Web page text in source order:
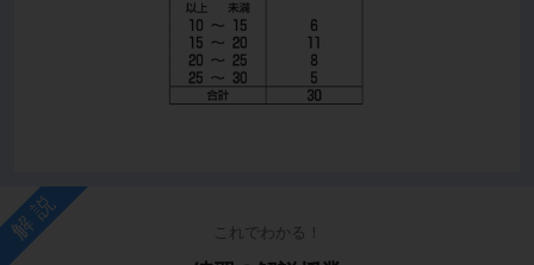
解説 これでわかる！